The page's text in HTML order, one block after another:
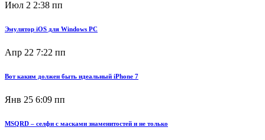
Июл 2 2:38 пп
Эмулятор iOS для Windows PC
Апр 22 7:22 пп
Вот каким должен быть идеальный iPhone 7
Янв 25 6:09 пп
MSQRD – селфи с масками знаменитостей и не только